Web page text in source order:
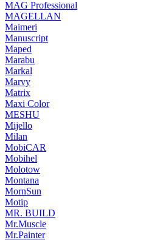
MAG Professional
MAGELLAN
Maimeri
Manuscript
Maped
Marabu
Markal
Marvy
Matrix
Maxi Color
MESHU
Mijello
Milan
MobiCAR
Mobihel
Molotow
Montana
MornSun
Motip
MR. BUILD
Mr.Muscle
Mr.Painter